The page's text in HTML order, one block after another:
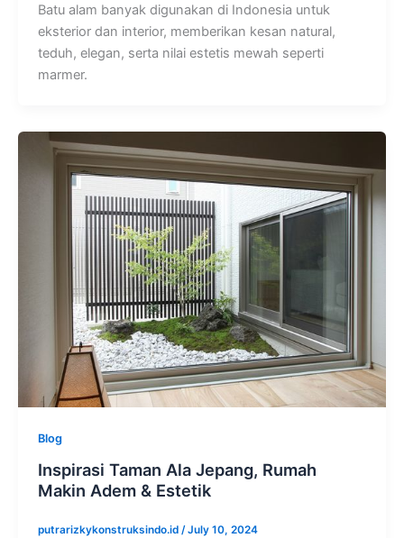
Batu alam banyak digunakan di Indonesia untuk
eksterior dan interior, memberikan kesan natural,
teduh, elegan, serta nilai estetis mewah seperti
marmer.
Blog
Inspirasi Taman Ala Jepang, Rumah
Makin Adem & Estetik
putrarizkykonstruksindo.id /July 10, 2024